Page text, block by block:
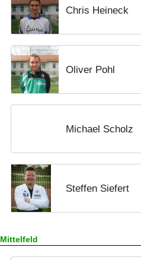
Chris Heineck
Oliver Pohl
Michael Scholz
Steffen Siefert
Mittelfeld